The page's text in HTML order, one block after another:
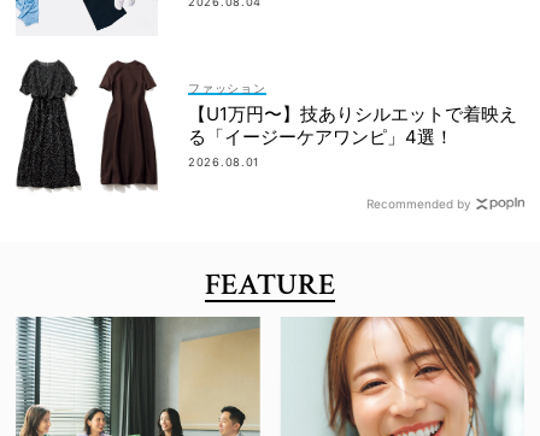
ファッション
【U1万円〜】技ありシルエットで着映え
る「イージーケアワンピ」4選！
2026.08.01
Recommended by
FEATURE